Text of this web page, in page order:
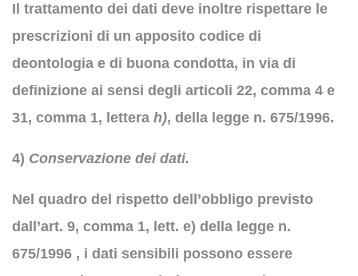
Il trattamento dei dati deve inoltre rispettare le
prescrizioni di un apposito codice di
deontologia e di buona condotta, in via di
definizione ai sensi degli articoli 22, comma 4 e
31, comma 1, lettera h), della legge n. 675/1996.
4) Conservazione dei dati.
Nel quadro del rispetto dell’obbligo previsto
dall’art. 9, comma 1, lett. e) della legge n.
675/1996 , i dati sensibili possono essere